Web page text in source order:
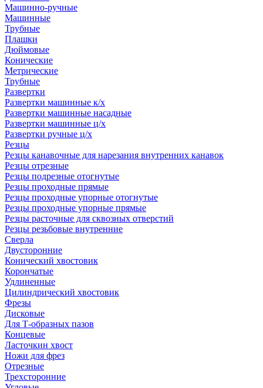
Машинно-ручные
Машинные
Трубные
Плашки
Дюймовые
Конические
Метрические
Трубные
Развертки
Развертки машинные к/х
Развертки машинные насадные
Развертки машинные ц/х
Развертки ручные ц/х
Резцы
Резцы канавочные для нарезания внутренних канавок
Резцы отрезные
Резцы подрезные отогнутые
Резцы проходные прямые
Резцы проходные упорные отогнутые
Резцы проходные упорные прямые
Резцы расточные для сквозных отверстий
Резцы резьбовые внутренние
Сверла
Двусторонние
Конический хвостовик
Корончатые
Удлиненные
Цилиндрический хвостовик
Фрезы
Дисковые
Для Т-образных пазов
Концевые
Ласточкин хвост
Ножи для фрез
Отрезные
Трехсторонние